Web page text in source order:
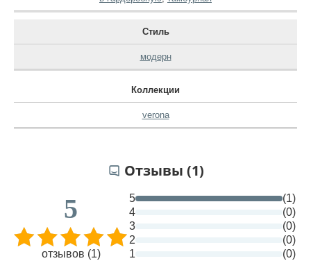
Стиль
модерн
Коллекции
verona
Отзывы (1)
5
отзывов (1)
5
(1)
4
(0)
3
(0)
2
(0)
1
(0)